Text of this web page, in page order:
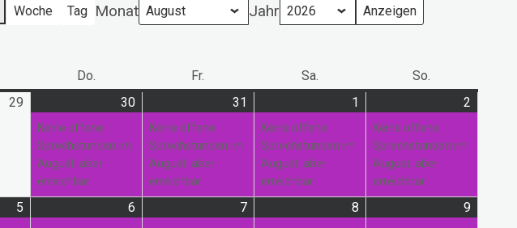
Woche Tag Monat Jahr
Do. Fr. Sa. So.
29
Juli
2026
30
Juli
2026
Veranstaltung)
Keine offene
Sprechstunden im
August, aber
erreichbar
31
Juli
2026
Veranstaltung)
Keine offene
Sprechstunden im
August, aber
erreichbar
1
August
2026
Veranstaltung)
Keine offene
Sprechstunden im
August, aber
erreichbar
2
Keine offene
Sprechstunden im
August, aber
erreichbar
5 6 7 8 9